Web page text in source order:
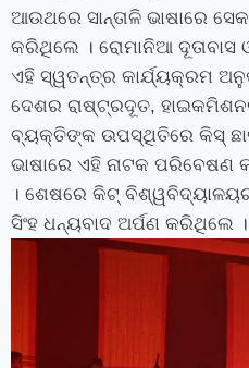
ଆଉଥରେ ସାନ୍ତାଳି ଭାଷାରେ
କରିଥିଲେ । ରୋମାନିଆ
ଏହି ସ୍ୱତନ୍ତ୍ର କାର୍ଯ୍ୟକ୍ରମ
ଦେଶର ରାଷ୍ଟ୍ରଦୂତ,
ବ୍ୟକ୍ତିଙ୍କ ଉପସ୍ଥିତିରେ କିସ୍
ଭାଷାରେ ଏହି ନାଟକ
। ଶେଷରେ କିଟ୍
ସିଂହ ଧନ୍ୟବାଦ ଅର୍ପଣ କରିଥିଲେ ।